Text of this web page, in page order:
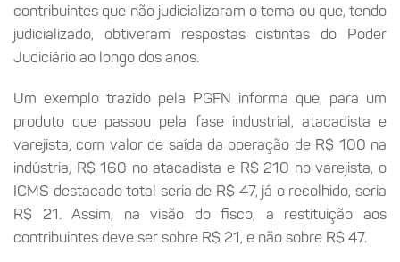
contribuintes que não judicializaram o tema ou que, tendo
judicializado, obtiveram respostas distintas do Poder
Judiciário ao longo dos anos.
Um exemplo trazido pela PGFN informa que, para um
produto que passou pela fase industrial, atacadista e
varejista, com valor de saída da operação de R$ 100 na
indústria, R$ 160 no atacadista e R$ 210 no varejista, o
ICMS destacado total seria de R$ 47, já o recolhido, seria
R$ 21. Assim, na visão do fisco, a restituição aos
contribuintes deve ser sobre R$ 21, e não sobre R$ 47.